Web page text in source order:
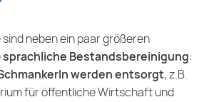
neben ein paar größeren
sprachliche Bestandsbereinigung:
werden entsorgt, z.B.
für öffentliche Wirtschaft und